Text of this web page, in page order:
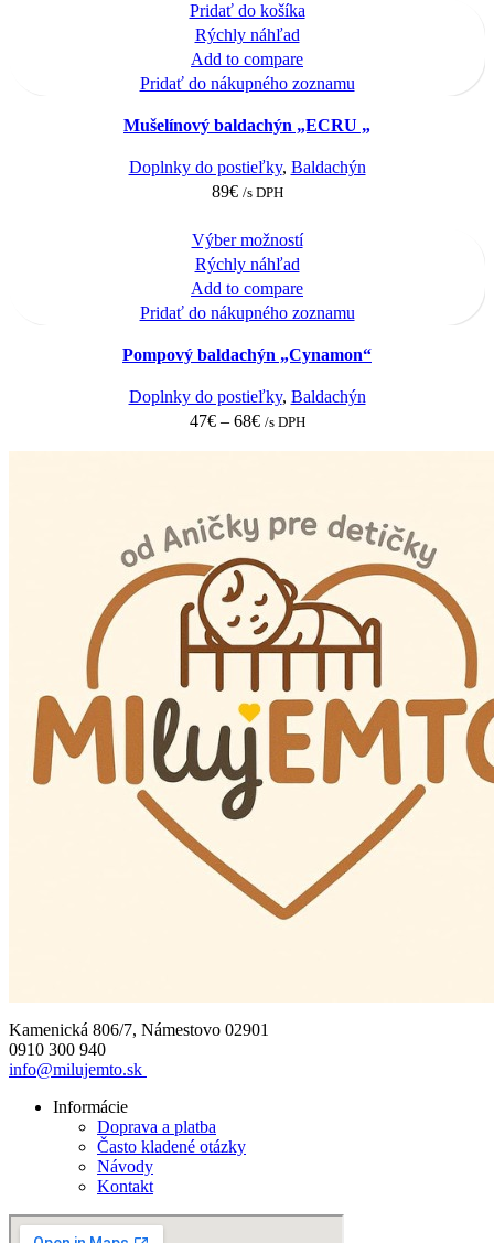
Pridať do košíka
Rýchly náhľad
Add to compare
Pridať do nákupného zoznamu
Mušelínový baldachýn „ECRU „
Doplnky do postieľky, Baldachýn
89€ /s DPH
Výber možnostíThis
has
multiple
The
may
be
chosen
product
Rýchly náhľad
Add to compare
Pridať do nákupného zoznamu
Pompový baldachýn „Cynamon“
Doplnky do postieľky, Baldachýn
47€– 68€ /s DPH
Kamenická 806/7, Námestovo 02901
0910 300 940
info@milujemto.sk
Informácie
Doprava a platba
Často kladené otázky
Návody
Kontakt